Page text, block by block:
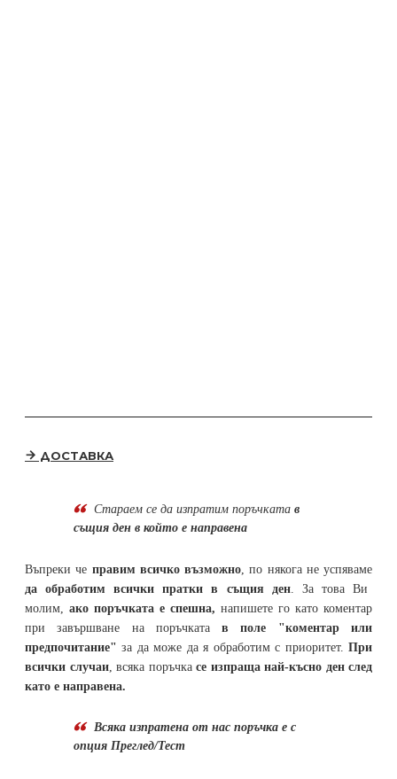
ДОСТАВКА
Стараем се да изпратим поръчката в
същия ден в който е направена
Въпреки че правим всичко възможно, по някога не успяваме
да обработим всички пратки в същия ден. За това Ви
молим, ако поръчката е спешна, напишете го като коментар
при завършване на поръчкатав поле "коментар или
предпочитание" за да може да я обработим с приоритет. При
всички случаи, всяка поръчка се изпраща най-късно ден след
като е направена.
Всяка изпратена от нас поръчка е с
опция Преглед/Тест